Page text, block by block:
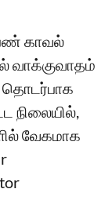
காவல்
வாக்குவாதம்
தொடர்பாக
நிலையில்,
வேகமாக